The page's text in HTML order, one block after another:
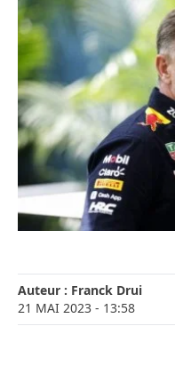
Auteur : Franck Drui
21 MAI 2023 - 13:58